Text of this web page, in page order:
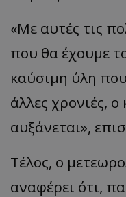
«Με αυτές τις
που θα έχουμε
καύσιμη ύλη
άλλες χρονιές,
αυξάνεται»,
Τέλος, ο
αναφέρει ότι,